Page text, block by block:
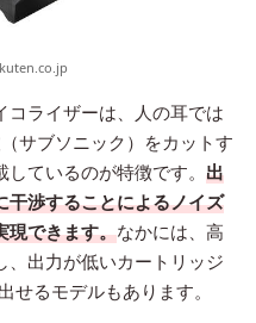
コライザーは、人の耳では
サブソニック）をカットす
ているのが特徴です。 出
干渉することによるノイズ
現できます。なかには、高
出力が低いカートリッジ
せるモデルもあります。